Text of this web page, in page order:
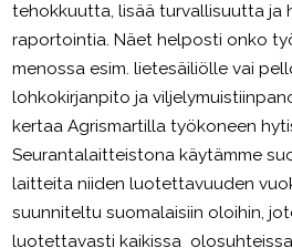
tehokkuutta, lisää turvallisuutta ja
raportointia. Näet helposti onko
menossa esim. lietesäiliölle vai
lohkokirjanpito ja
kertaa Agrismartilla työkoneen
Seurantalaitteistona käytämme
laitteita niiden luotettavuuden
suunniteltu suomalaisiin oloihin,
luotettavasti kaikissa